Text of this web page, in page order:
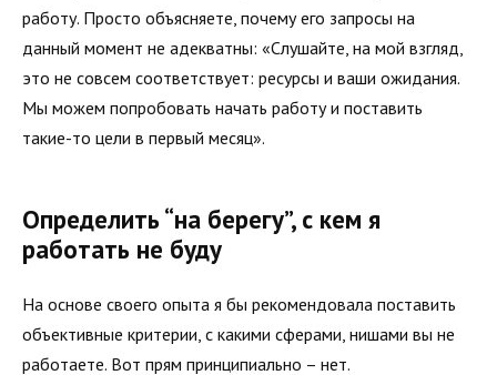
работу. Просто объясняете, почему его запросы на
данный момент не адекватны: «Слушайте, на мой взгляд,
это не совсем соответствует: ресурсы и ваши ожидания.
Мы можем попробовать начать работу и поставить
такие-то цели в первый месяц».
Определить “на берегу”, с кем я
работать не буду
На основе своего опыта я бы рекомендовала поставить
объективные критерии, с какими сферами, нишами вы не
работаете. Вот прям принципиально – нет.